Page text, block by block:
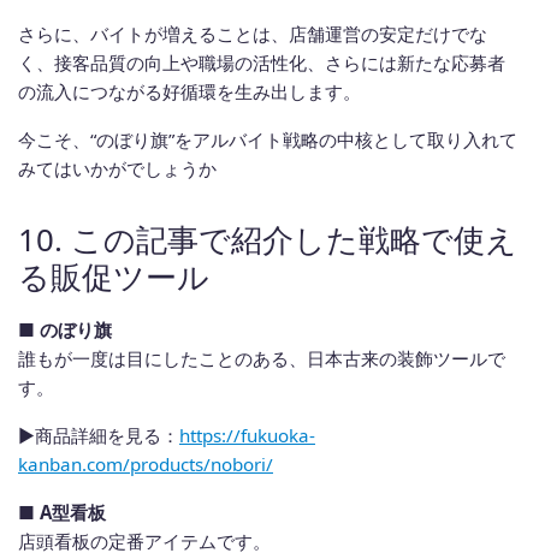
さらに、バイトが増えることは、店舗運営の安定だけでな
く、接客品質の向上や職場の活性化、さらには新たな応募者
の流入につながる好循環を生み出します。
今こそ、“のぼり旗”をアルバイト戦略の中核として取り入れて
みてはいかがでしょうか
10. この記事で紹介した戦略で使え
る販促ツール
■ のぼり旗
誰もが一度は目にしたことのある、日本古来の装飾ツールで
す。
▶︎商品詳細を見る： https://fukuoka-
kanban.com/products/nobori/
■ A型看板
店頭看板の定番アイテムです。